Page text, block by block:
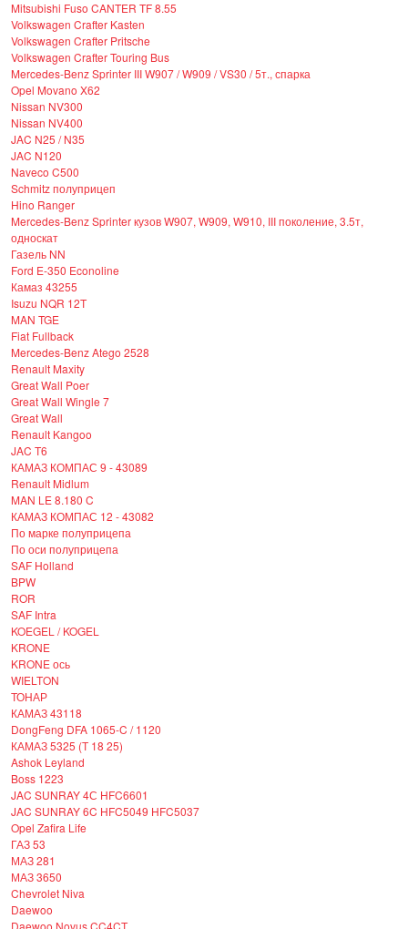
Mitsubishi Fuso CANTER TF 8.55
Volkswagen Crafter Kasten
Volkswagen Crafter Pritsche
Volkswagen Crafter Touring Bus
Mercedes-Benz Sprinter III W907 / W909 / VS30 / 5т., спарка
Opel Movano X62
Nissan NV300
Nissan NV400
JAC N25 / N35
JAC N120
Naveco C500
Schmitz полуприцеп
Hino Ranger
Mercedes-Benz Sprinter кузов W907, W909, W910, III поколение, 3.5т,
односкат
Газель NN
Ford E-350 Econoline
Камаз 43255
Isuzu NQR 12T
MAN TGE
Fiat Fullback
Mercedes-Benz Atego 2528
Renault Maxity
Great Wall Poer
Great Wall Wingle 7
Great Wall
Renault Kangoo
JAC T6
КАМАЗ КОМПАС 9 - 43089
Renault Midlum
MAN LE 8.180 C
КАМАЗ КОМПАС 12 - 43082
По марке полуприцепа
По оси полуприцепа
SAF Holland
BPW
ROR
SAF Intra
KOEGEL / KOGEL
KRONE
KRONE ось
WIELTON
ТОНАР
КАМАЗ 43118
DongFeng DFA 1065-C / 1120
КАМАЗ 5325 (Т 18 25)
Ashok Leyland
Boss 1223
JAC SUNRAY 4С HFC6601
JAC SUNRAY 6C HFC5049 HFC5037
Opel Zafira Life
ГАЗ 53
МАЗ 281
МАЗ 3650
Chevrolet Niva
Daewoo